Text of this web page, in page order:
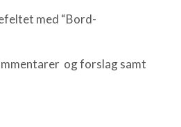
med “Bord-
og forslag samt